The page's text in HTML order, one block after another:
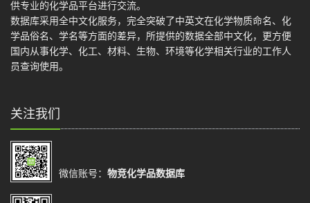
供专业的化学品平台进行交流。
数据库采用全中文化服务，完全突破了中英文在化学物质命名、化
学品俗名、学名等方面的差异，所提供的数据全部中文化，更方便
国内从事化学、化工、材料、生物、环境等化学相关行业的工作人
员查询使用。
关注我们
微信账号： 物竞化学品数据库